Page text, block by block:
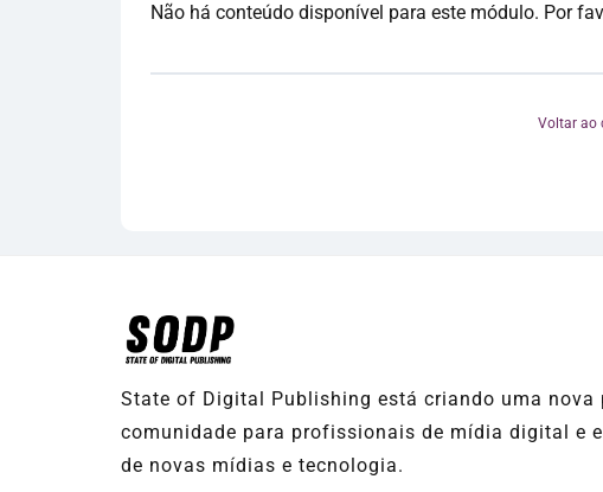
Não há conteúdo disponível para este módulo. Por
Voltar ao
State of Digital Publishing está criando uma nova
comunidade para profissionais de mídia digital e
de novas mídias e tecnologia.